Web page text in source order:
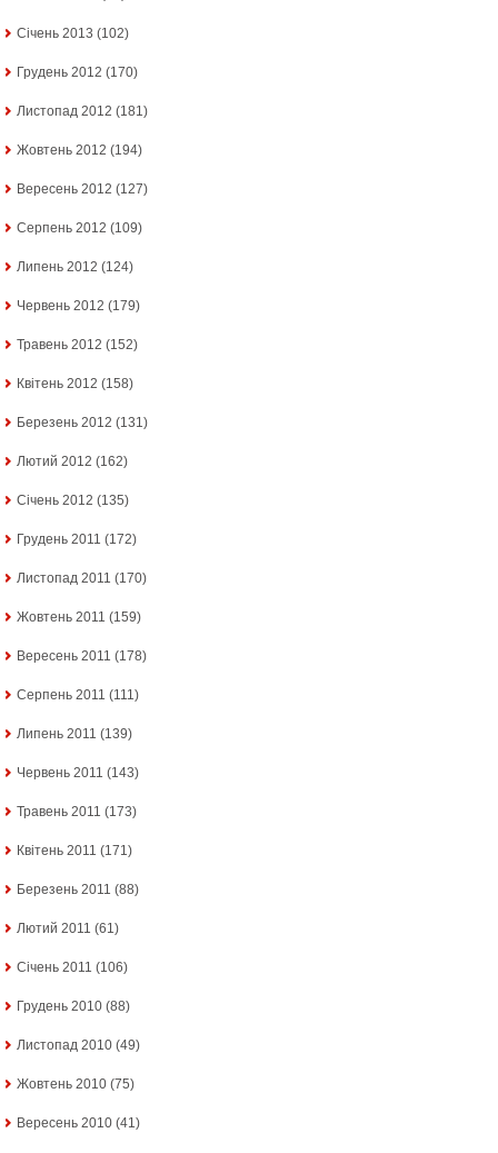
Січень 2013 (102)
Грудень 2012 (170)
Листопад 2012 (181)
Жовтень 2012 (194)
Вересень 2012 (127)
Серпень 2012 (109)
Липень 2012 (124)
Червень 2012 (179)
Травень 2012 (152)
Квітень 2012 (158)
Березень 2012 (131)
Лютий 2012 (162)
Січень 2012 (135)
Грудень 2011 (172)
Листопад 2011 (170)
Жовтень 2011 (159)
Вересень 2011 (178)
Серпень 2011 (111)
Липень 2011 (139)
Червень 2011 (143)
Травень 2011 (173)
Квітень 2011 (171)
Березень 2011 (88)
Лютий 2011 (61)
Січень 2011 (106)
Грудень 2010 (88)
Листопад 2010 (49)
Жовтень 2010 (75)
Вересень 2010 (41)